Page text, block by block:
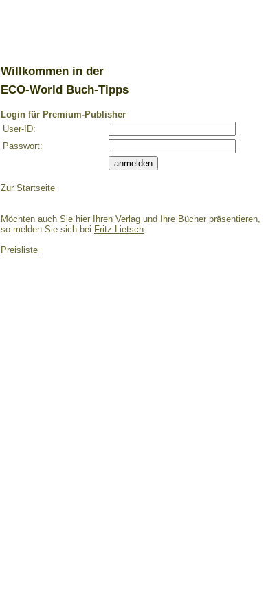
Willkommen in der
ECO-World Buch-Tipps
Login für Premium-Publisher
User-ID:
Passwort:
Zur Startseite
Möchten auch Sie hier Ihren Verlag und Ihre Bücher präsentieren,
so melden Sie sich bei Fritz Lietsch
Preisliste